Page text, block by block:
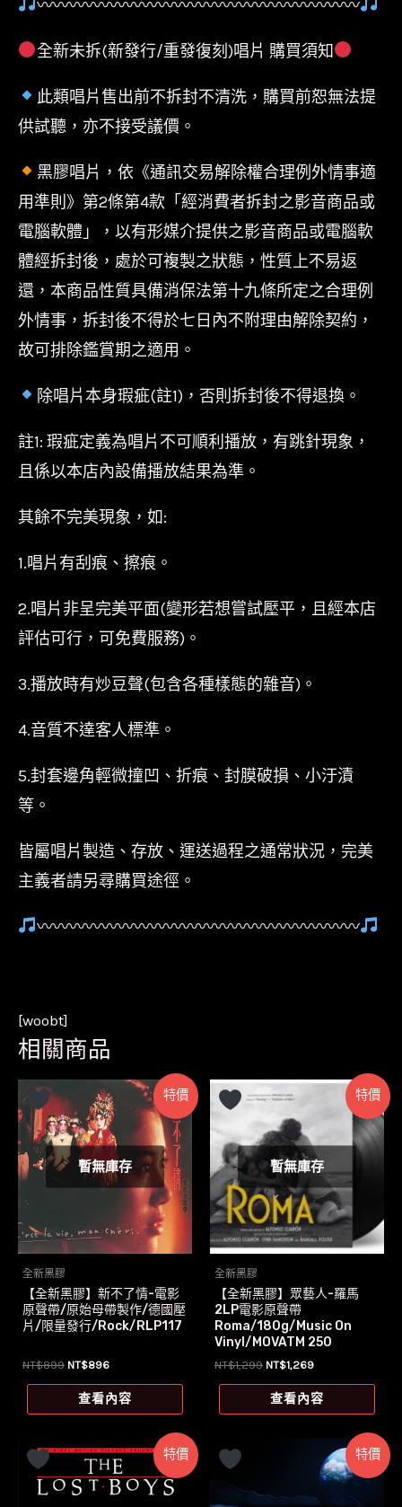
〰〰〰〰〰〰〰〰〰〰〰〰〰〰〰〰〰〰〰〰
全新未拆(新發行/重發復刻)唱片 購買須知
此類唱片售出前不拆封不清洗，購買前恕無法提
供試聽，亦不接受議價。
黑膠唱片，依《通訊交易解除權合理例外情事適
用準則》第2條第4款「經消費者拆封之影音商品或
電腦軟體」，以有形媒介提供之影音商品或電腦軟
體經拆封後，處於可複製之狀態，性質上不易返
還，本商品性質具備消保法第十九條所定之合理例
外情事，拆封後不得於七日內不附理由解除契約，
故可排除鑑賞期之適用。
除唱片本身瑕疵(註1)，否則拆封後不得退換。
註1: 瑕疵定義為唱片不可順利播放，有跳針現象，
且係以本店內設備播放結果為準。
其餘不完美現象，如:
1.唱片有刮痕、擦痕。
2.唱片非呈完美平面(變形若想嘗試壓平，且經本店
評估可行，可免費服務)。
3.播放時有炒豆聲(包含各種樣態的雜音)。
4.音質不達客人標準。
5.封套邊角輕微撞凹、折痕、封膜破損、小汙漬
等。
皆屬唱片製造、存放、運送過程之通常狀況，完美
主義者請另尋購買途徑。
〰〰〰〰〰〰〰〰〰〰〰〰〰〰〰〰〰〰〰〰
[woobt]
相關商品
特價
暫無庫存
全新黑膠
【全新黑膠】新不了情-電影
原聲帶/原始母帶製作/德國壓
片/限量發行/Rock/RLP117
NT$899 原
格：
NT$896目
價
格：
查看內容
特價
暫無庫存
全新黑膠
【全新黑膠】眾藝人-羅馬
2LP電影原聲帶
Roma/180g/Music On
Vinyl/MOVATM 250
NT$1,299 原
價
格：
NT$1,269目
價
格：
查看內容
特價 特價